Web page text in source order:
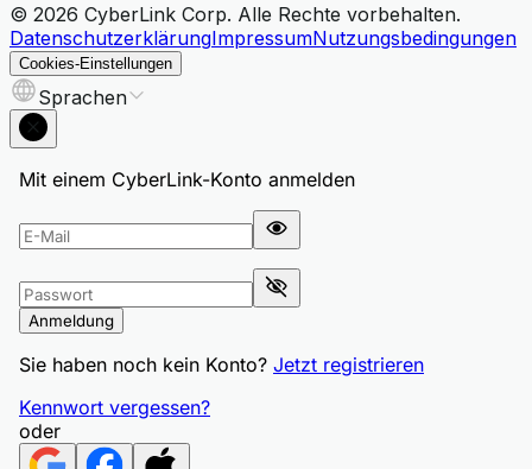
© 2026 CyberLink Corp. Alle Rechte vorbehalten.
DatenschutzerklärungImpressumNutzungsbedingungen
Cookies-Einstellungen
Sprachen